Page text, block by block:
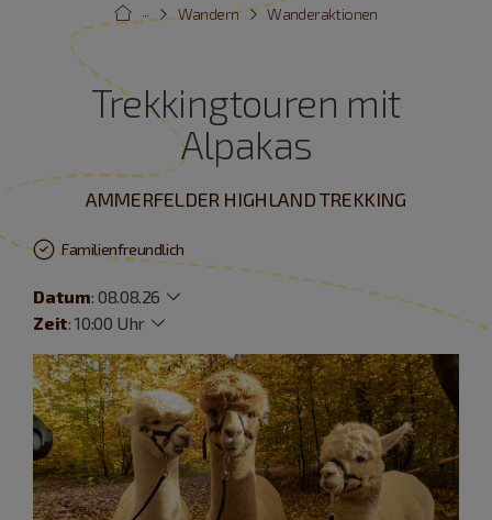
Wanderaktionen
Wandern
···
Trekkingtouren mit
Alpakas
AMMERFELDER HIGHLAND TREKKING
Familienfreundlich
Datum:08.08.26
Zeit:10:00 Uhr